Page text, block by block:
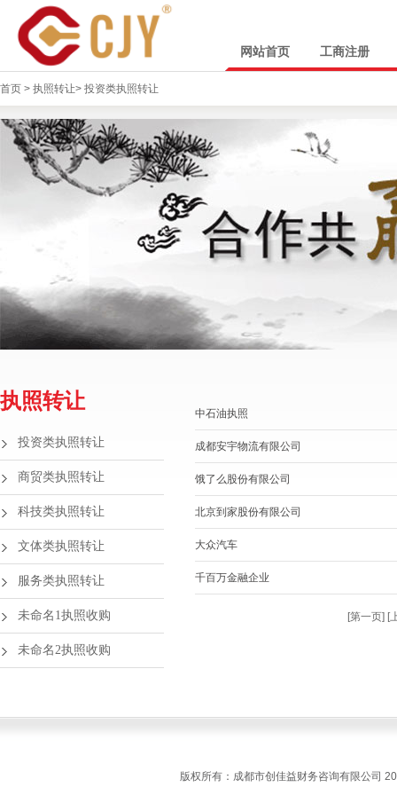
网站首页 工商注册
首页 > 执照转让> 投资类执照转让
执照转让
投资类执照转让
商贸类执照转让
科技类执照转让
文体类执照转让
服务类执照转让
未命名1执照收购
未命名2执照收购
中石油执照
成都安宇物流有限公司
饿了么股份有限公司
北京到家股份有限公司
大众汽车
千百万金融企业
[第一页] [
版权所有：成都市创佳益财务咨询有限公司